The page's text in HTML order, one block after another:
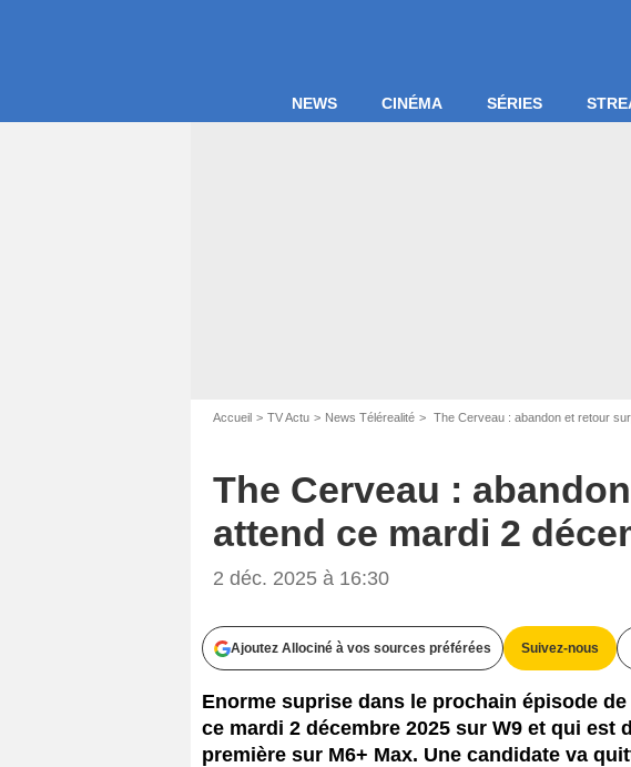
NEWS CINÉMA SÉRIES
Accueil TV Actu News Télérealité The Cerveau : abandon et retour
The Cerveau :
attend ce mardi 2
2 déc. 2025 à 16:30
Ajoutez Allociné à vos sources préférées Suivez-nous
Enorme suprise dans le prochain épisode
ce mardi 2 décembre 2025 sur W9 et qui est
première sur M6+ Max. Une candidate va